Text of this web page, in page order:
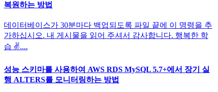
복원하는 방법
데이터베이스가 30분마다 백업되도록 파일 끝에 이 명령을 추
가하십시오. 내 게시물을 읽어 주셔서 감사합니다. 행복한 학
습 ✌️....
성능 스키마를 사용하여 AWS RDS MySQL 5.7+에서 장기 실
행 ALTERS를 모니터링하는 방법